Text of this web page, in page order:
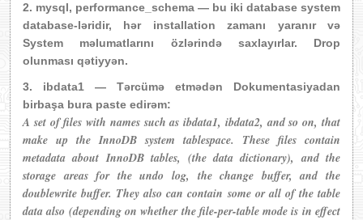
2. mysql, performance_schema — bu iki database system
database-ləridir, hər installation zamanı yaranır və
System məlumatlarını özlərində saxlayırlar. Drop
olunması qətiyyən.
3. ibdata1 — Tərcümə etmədən Dokumentasiyadan
birbaşa bura paste edirəm:
A set of files with names such as ibdata1, ibdata2, and so on, that
make up the InnoDB system tablespace. These files contain
metadata about InnoDB tables, (the data dictionary), and the
storage areas for the undo log, the change buffer, and the
doublewrite buffer. They also can contain some or all of the table
data also (depending on whether the file-per-table mode is in effect